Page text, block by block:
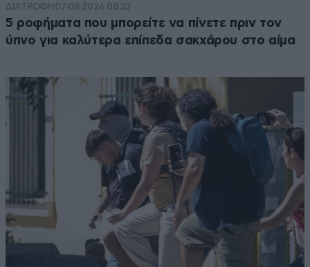
ΔΙΑΤΡΟΦΗ 07·08·2026 08:32
5 ροφήματα που μπορείτε να πίνετε πριν τον
ύπνο για καλύτερα επίπεδα σακχάρου στο αίμα